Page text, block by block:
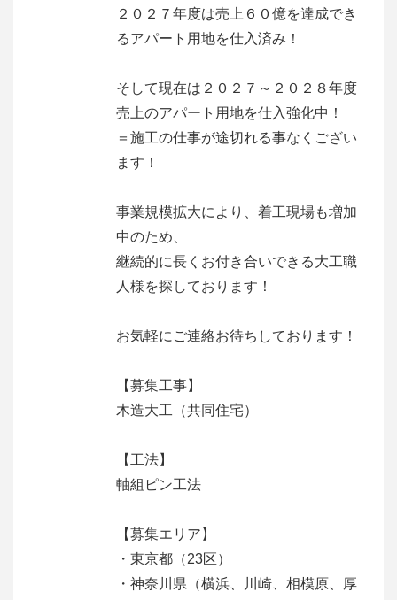
２０２７年度は売上６０億を達成でき
るアパート用地を仕入済み！
そして現在は２０２７～２０２８年度
売上のアパート用地を仕入強化中！
＝施工の仕事が途切れる事なくござい
ます！
事業規模拡大により、着工現場も増加
中のため、
継続的に長くお付き合いできる大工職
人様を探しております！
お気軽にご連絡お待ちしております！
【募集工事】
木造大工（共同住宅）
【工法】
軸組ピン工法
【募集エリア】
・東京都（23区）
・神奈川県（横浜、川崎、相模原、厚